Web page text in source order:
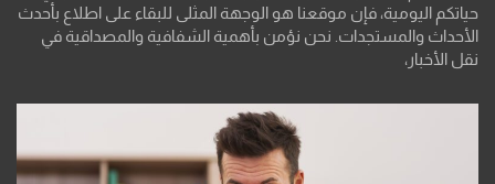
حياتكم اليومية، فإن موقعنا هو الوجهة المثلى للبقاء على اطلاع بأحدث
الأحداث والمستجدات. نحن نؤمن بأهمية الشفافية والمصداقية في
نقل الأخبار،